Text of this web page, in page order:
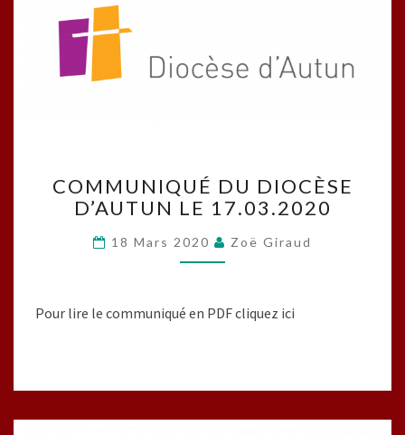
DU
DIOCÈSE
LE
17.03.2020
COMMUNIQUÉ DU DIOCÈSE
D’AUTUN LE 17.03.2020
18 Mars 2020 Zoë Giraud
Pour lire le communiqué en PDF cliquez ici